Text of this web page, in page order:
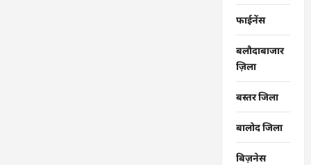
फाईनेंस
बलौदाबाजार
ज़िला
बस्तर जिला
बालोद जिला
बिज़नेस